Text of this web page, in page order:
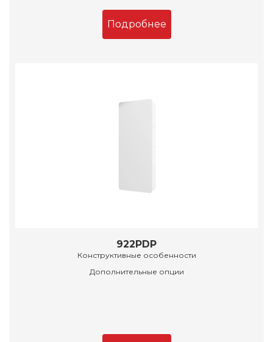
Подробнее
922PDP
Конструктивные особенности
Дополнительные опции